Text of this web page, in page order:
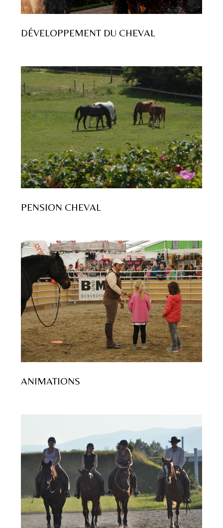
DÉVELOPPEMENT DU CHEVAL
PENSION CHEVAL
ANIMATIONS